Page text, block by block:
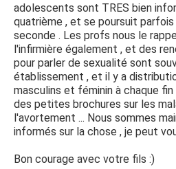
adolescents sont TRES bien
quatrième , et se poursuit parfois
seconde . Les profs nous le
l'infirmière également , et des
pour parler de sexualité sont
établissement , et il y a
masculins et féminin à chaque
des petites brochures sur les
l'avortement ... Nous sommes
informés sur la chose , je peut
Bon courage avec votre fils :)